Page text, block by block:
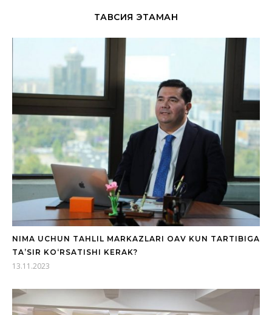
ТАВСИЯ ЭТАМАН
NIMA UCHUN TAHLIL MARKAZLARI OAV KUN TARTIBIGA
TA’SIR KO‘RSATISHI KERAK?
13.11.2023